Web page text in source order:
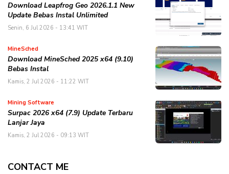
Download Leapfrog Geo 2026.1.1 New
Update Bebas Instal Unlimited
Senin, 6 Jul 2026 - 13:41 WIT
MineSched
Download MineSched 2025 x64 (9.10)
Bebas Instal
Kamis, 2 Jul 2026 - 11:22 WIT
Mining Software
Surpac 2026 x64 (7.9) Update Terbaru
Lanjar Jaya
Kamis, 2 Jul 2026 - 09:13 WIT
CONTACT ME